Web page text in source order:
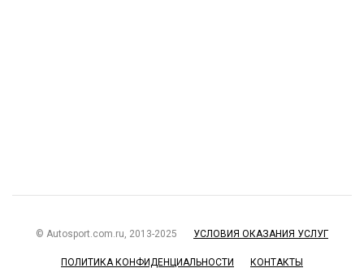
© Autosport.com.ru, 2013-2025 УСЛОВИЯ ОКАЗАНИЯ УСЛУГ
ПОЛИТИКА КОНФИДЕНЦИАЛЬНОСТИ КОНТАКТЫ